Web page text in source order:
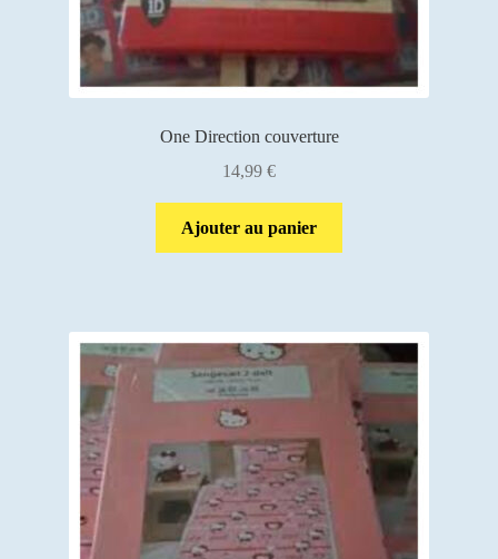
One Direction couverture
14,99 €
Ajouter au panier